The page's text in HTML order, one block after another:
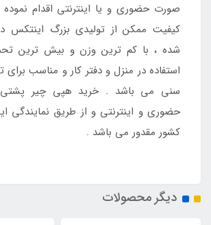
صورت حضوری و یا اینترنتی اقدام
کیفیت ممکن از تولیدی بزرگ اینتکس
شده ، با کم ترین وزن و بیش ترین
استفاده در منزل و دفتر کار و مناسب
سنی می باشد . خرید هپی چیر
حضوری و اینترنتی و از طریق نمایندگی
کشور مقدور می باشد .
دیگر محصولات